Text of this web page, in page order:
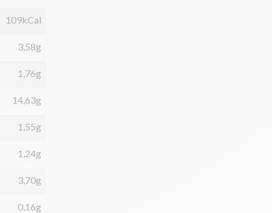
109kCal
3,58g
1,76g
14,63g
1,55g
1,24g
3,70g
0,16g